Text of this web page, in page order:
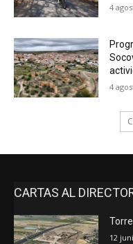
4
4
CARTAS AL
12